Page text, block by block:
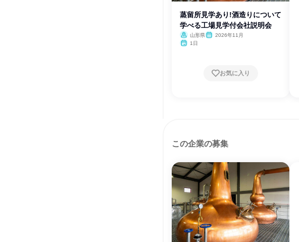
蒸留所見学あり!酒造りについて
学べる工場見学付会社説明会
山形県
2026年11月
1日
お気に入り
この企業の募集